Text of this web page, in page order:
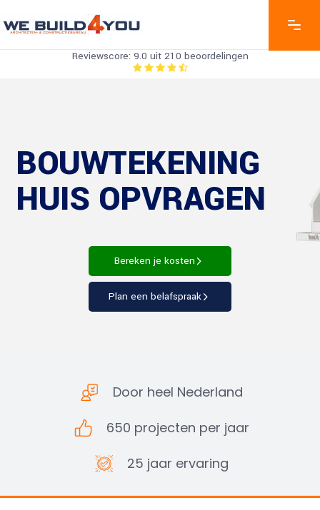
Reviewscore: 9.0 uit 210 beoordelingen
BOUWTEKENING
HUIS OPVRAGEN
Bereken je kosten
Plan een belafspraak
Door heel Nederland
650 projecten per jaar
25 jaar ervaring